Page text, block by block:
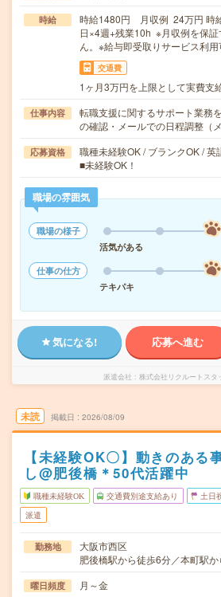
時給
時給1480円 月収例 24万円 時
日×4週+残業10h ※月収例を保
ん。※給与即受取りサービス利用
交通費
1ヶ月3万円を上限として実費支
仕事内容
転職支援に関するサポート業務
の確認・メールでの日程調整（
応募資格
職種未経験OK / ブランクOK / 英
■未経験OK！
職場の雰囲気
職場の様子
活気がある
仕事の仕方
テキパキ
気になる! 応募へ進む
派遣会社 株式会社リクルートスタ
未読 掲載日 2026/08/09
【未経験OK〇】動きのある
し@肥後橋＊50代活躍中
職種未経験OK 交通費別途支給あり 土日
派遣
勤務地
大阪市西区
肥後橋駅から徒歩6分／本町駅
曜日頻度 月～金